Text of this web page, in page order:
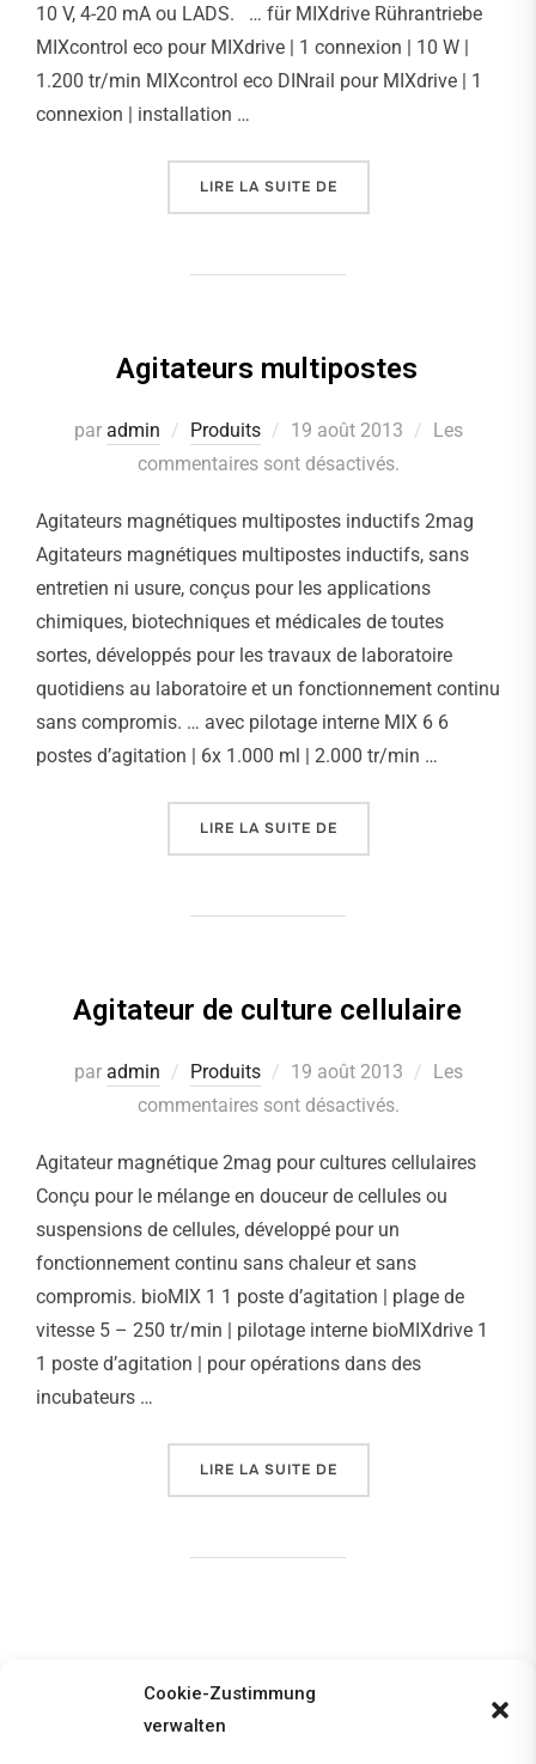
Cookie-Zustimmung
verwalten
10 V, 4-20 mA ou LADS. … für MIXdrive Rührantriebe
MIXcontrol eco pour MIXdrive | 1 connexion | 10 W |
1.200 tr/min MIXcontrol eco DINrail pour MIXdrive | 1
connexion | installation …
LIRE LA SUITE DE
Agitateurs multipostes
par admin Produits
Publié
le
19 août 2013
Les
commentaires sont désactivés.
Agitateurs magnétiques multipostes inductifs 2mag
Agitateurs magnétiques multipostes inductifs, sans
entretien ni usure, conçus pour les applications
chimiques, biotechniques et médicales de toutes
sortes, développés pour les travaux de laboratoire
quotidiens au laboratoire et un fonctionnement continu
sans compromis. … avec pilotage interne MIX 6 6
postes d’agitation | 6x 1.000 ml | 2.000 tr/min …
LIRE LA SUITE DE
Agitateur de culture cellulaire
par admin Produits
Publié
le
19 août 2013
Les
commentaires sont désactivés.
Agitateur magnétique 2mag pour cultures cellulaires
Conçu pour le mélange en douceur de cellules ou
suspensions de cellules, développé pour un
fonctionnement continu sans chaleur et sans
compromis. bioMIX 1 1 poste d’agitation | plage de
vitesse 5 – 250 tr/min | pilotage interne bioMIXdrive 1
1 poste d’agitation | pour opérations dans des
incubateurs …
LIRE LA SUITE DE
Pagination